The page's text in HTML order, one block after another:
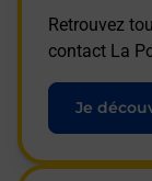
Retrouvez
contact La
Je